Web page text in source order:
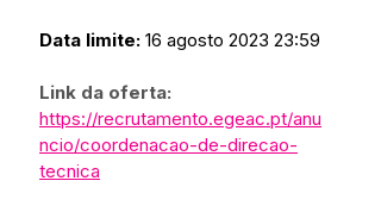
Data limite: 16 agosto 2023 23:59
Link da oferta:
https://recrutamento.egeac.pt/anu
ncio/coordenacao-de-direcao-
tecnica